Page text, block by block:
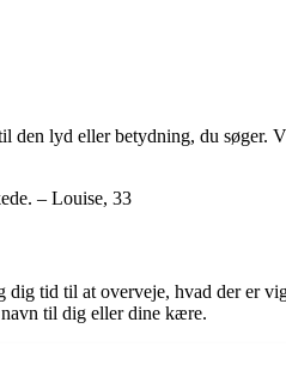
den lyd eller betydning, du
– Louise, 33
tid til at overveje, hvad der er
til dig eller dine kære.